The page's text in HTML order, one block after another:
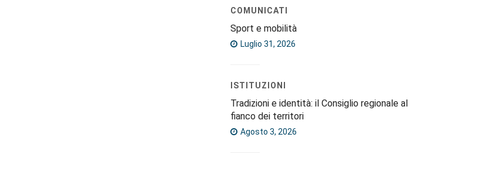
COMUNICATI
Sport e mobilità
Luglio 31, 2026
ISTITUZIONI
Tradizioni e identità: il Consiglio regionale al
fianco dei territori
Agosto 3, 2026